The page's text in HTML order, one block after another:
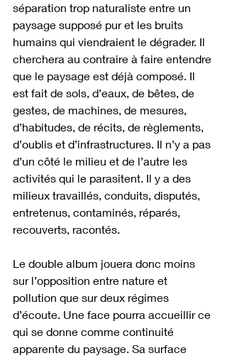
séparation trop naturaliste entre un
paysage supposé pur et les bruits
humains qui viendraient le dégrader. Il
cherchera au contraire à faire entendre
que le paysage est déjà composé. Il
est fait de sols, d’eaux, de bêtes, de
gestes, de machines, de mesures,
d’habitudes, de récits, de règlements,
d’oublis et d’infrastructures. Il n’y a pas
d’un côté le milieu et de l’autre les
activités qui le parasitent. Il y a des
milieux travaillés, conduits, disputés,
entretenus, contaminés, réparés,
recouverts, racontés.
Le double album jouera donc moins
sur l’opposition entre nature et
pollution que sur deux régimes
d’écoute. Une face pourra accueillir ce
qui se donne comme continuité
apparente du paysage. Sa surface